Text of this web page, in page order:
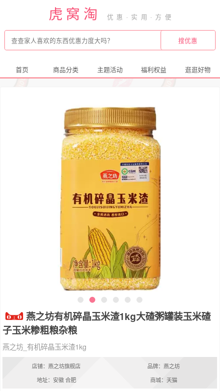
虎窝淘
首页 商品分类 主题活动 福利权益 逛逛好物
燕之坊有机碎晶玉米渣1kg大碴粥罐装玉米碴
子玉米糁粗粮杂粮
燕之坊_有机碎晶玉米渣1kg
店铺：燕之坊旗舰店
品牌：燕之坊
地址：安徽 合肥
商城：天猫